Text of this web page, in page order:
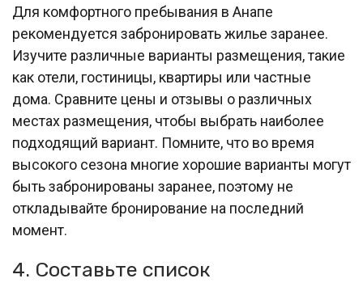
Для комфортного пребывания в Анапе
рекомендуется забронировать жилье заранее.
Изучите различные варианты размещения, такие
как отели, гостиницы, квартиры или частные
дома. Сравните цены и отзывы о различных
местах размещения, чтобы выбрать наиболее
подходящий вариант. Помните, что во время
высокого сезона многие хорошие варианты могут
быть забронированы заранее, поэтому не
откладывайте бронирование на последний
момент.
4. Составьте список